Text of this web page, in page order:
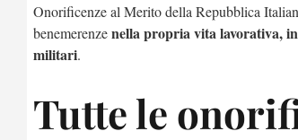
Onorificenze al Merito della Repubblica
benemerenzenella propria vita lavorativa,
militari.
Tutte le